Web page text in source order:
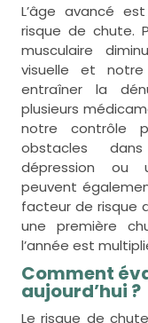
L’âge avancé
risque de chute.
musculaire
visuelle et
entraîner la
plusieurs
notre contrôle
obstacles
dépression ou
peuvent
facteur de risque
une première
l’année est
Comment
aujourd’hui ?
Le risque de